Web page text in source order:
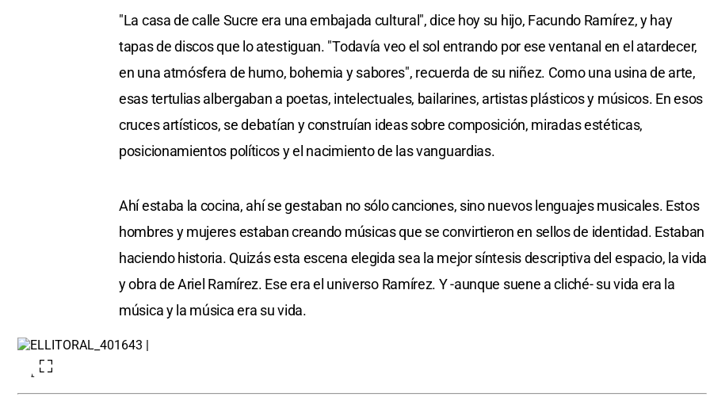
"La casa de calle Sucre era una embajada cultural", dice hoy su hijo, Facundo Ramírez, y hay
tapas de discos que lo atestiguan. "Todavía veo el sol entrando por ese ventanal en el atardecer,
en una atmósfera de humo, bohemia y sabores", recuerda de su niñez. Como una usina de arte,
esas tertulias albergaban a poetas, intelectuales, bailarines, artistas plásticos y músicos. En esos
cruces artísticos, se debatían y construían ideas sobre composición, miradas estéticas,
posicionamientos políticos y el nacimiento de las vanguardias.
Ahí estaba la cocina, ahí se gestaban no sólo canciones, sino nuevos lenguajes musicales. Estos
hombres y mujeres estaban creando músicas que se convirtieron en sellos de identidad. Estaban
haciendo historia. Quizás esta escena elegida sea la mejor síntesis descriptiva del espacio, la vida
y obra de Ariel Ramírez. Ese era el universo Ramírez. Y -aunque suene a cliché- su vida era la
música y la música era su vida.
D.R.